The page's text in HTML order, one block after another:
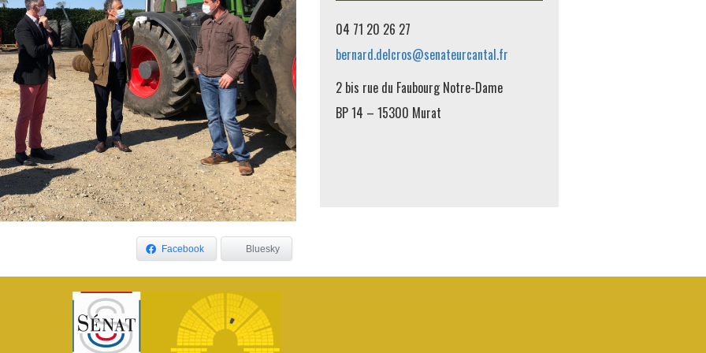
Facebook Bluesky
04 71 20 26 27
bernard.delcros@senateurcantal.fr
2 bis rue du Faubourg Notre-Dame
BP 14 – 15300 Murat